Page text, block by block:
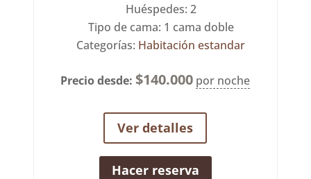
Huéspedes: 2
Tipo de cama: 1 cama doble
Categorías: Habitación estandar
Precio desde: $140.000 por noche
Ver detalles
Hacer reserva